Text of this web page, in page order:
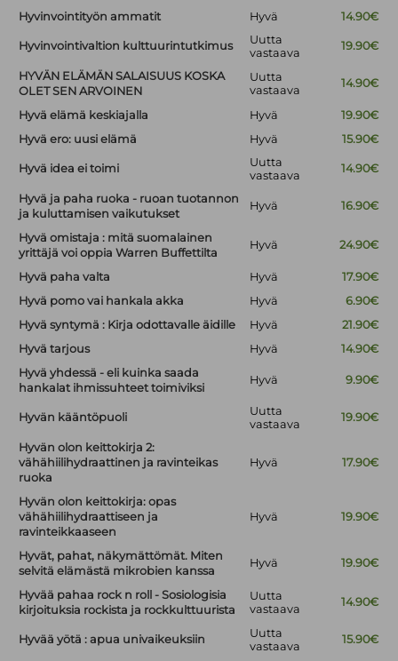
Hyvinvointityön ammatit Hyvä 14.90€
Hyvinvointivaltion kulttuurintutkimus
Uutta
vastaava
19.90€
HYVÄN ELÄMÄN SALAISUUS KOSKA
OLET SEN ARVOINEN
Uutta
vastaava
14.90€
Hyvä elämä keskiajalla Hyvä
19.90€
Hyvä ero: uusi elämä
Hyvä 15.90€
Hyvä idea ei toimi
Uutta
vastaava
14.90€
Hyvä ja paha ruoka - ruoan tuotannon
ja kuluttamisen vaikutukset
Hyvä 16.90€
Hyvä omistaja : mitä suomalainen
yrittäjä voi oppia Warren Buffettilta
Hyvä 24.90€
Hyvä paha valta Hyvä
17.90€
Hyvä pomo vai hankala akka
Hyvä
6.90€
Hyvä syntymä : Kirja odottavalle äidille
Hyvä
21.90€
Hyvä tarjous
Hyvä
14.90€
Hyvä yhdessä - eli kuinka saada
hankalat ihmissuhteet toimiviksi
Hyvä 9.90€
Hyvän kääntöpuoli
Uutta
vastaava
19.90€
Hyvän olon keittokirja 2:
vähähiilihydraattinen ja ravinteikas
ruoka
Hyvä 17.90€
Hyvän olon keittokirja: opas
vähähiilihydraattiseen ja
ravinteikkaaseen
Hyvä 19.90€
Hyvät, pahat, näkymättömät. Miten
selvitä elämästä mikrobien kanssa
Hyvä 19.90€
Hyvää pahaa rock n roll - Sosiologisia
kirjoituksia rockista ja rockkulttuurista
Uutta
vastaava
14.90€
Hyvää yötä : apua univaikeuksiin
Uutta
vastaava
15.90€